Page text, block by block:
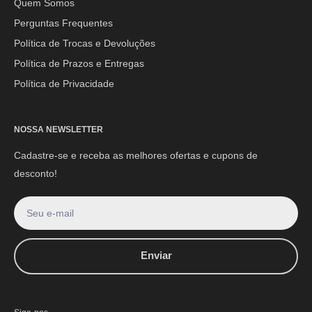
WhatsApp:
(44) 9 8856-3798
Quem Somos
Perguntas Frequentes
Política de Trocas e Devoluções
Política de Prazos e Entregas
Política de Privacidade
NOSSA NEWSLETTER
Cadastre-se e receba as melhores ofertas e cupons de
desconto!
Seu e-mail
Enviar